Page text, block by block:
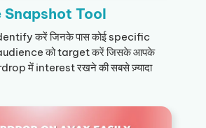
Tool
करें जिनके पास कोई specific
को target करें जिसके आपके
में interest रखने की सबसे ज़्यादा